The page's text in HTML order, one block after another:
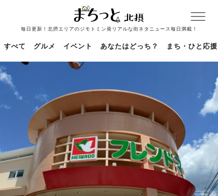
毎日更新！北摂エリアのジモトミン発リアルな街ネタニュース毎日満載！
すべて グルメ イベント あなたはどっち？ まち・ひと応援